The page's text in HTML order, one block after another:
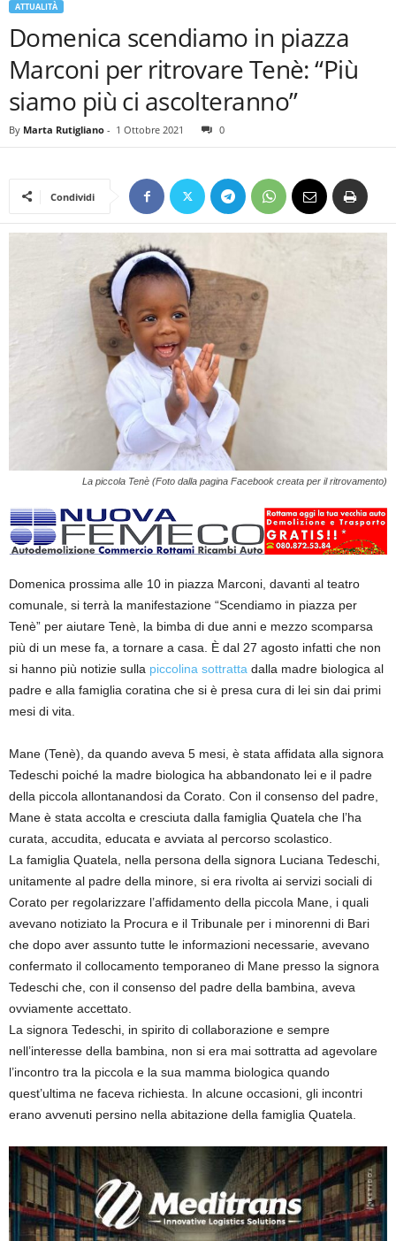
ATTUALITÀ
Domenica scendiamo in piazza
Marconi per ritrovare Tenè: “Più
siamo più ci ascolteranno”
By Marta Rutigliano - 1 Ottobre 2021 0
Condividi
La piccola Tenè (Foto dalla pagina Facebook creata per il ritrovamento)
Domenica prossima alle 10 in piazza Marconi, davanti al teatro
comunale, si terrà la manifestazione “Scendiamo in piazza per
Tenè” per aiutare Tenè, la bimba di due anni e mezzo scomparsa
più di un mese fa, a tornare a casa. È dal 27 agosto infatti che non
si hanno più notizie sulla piccolina sottratta dalla madre biologica al
padre e alla famiglia coratina che si è presa cura di lei sin dai primi
mesi di vita.
Mane (Tenè), da quando aveva 5 mesi, è stata affidata alla signora
Tedeschi poiché la madre biologica ha abbandonato lei e il padre
della piccola allontanandosi da Corato. Con il consenso del padre,
Mane è stata accolta e cresciuta dalla famiglia Quatela che l’ha
curata, accudita, educata e avviata al percorso scolastico.
La famiglia Quatela, nella persona della signora Luciana Tedeschi,
unitamente al padre della minore, si era rivolta ai servizi sociali di
Corato per regolarizzare l’affidamento della piccola Mane, i quali
avevano notiziato la Procura e il Tribunale per i minorenni di Bari
che dopo aver assunto tutte le informazioni necessarie, avevano
confermato il collocamento temporaneo di Mane presso la signora
Tedeschi che, con il consenso del padre della bambina, aveva
ovviamente accettato.
La signora Tedeschi, in spirito di collaborazione e sempre
nell’interesse della bambina, non si era mai sottratta ad agevolare
l’incontro tra la piccola e la sua mamma biologica quando
quest’ultima ne faceva richiesta. In alcune occasioni, gli incontri
erano avvenuti persino nella abitazione della famiglia Quatela.